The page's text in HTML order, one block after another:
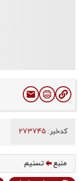
کدخبر:
منبع تسنیم